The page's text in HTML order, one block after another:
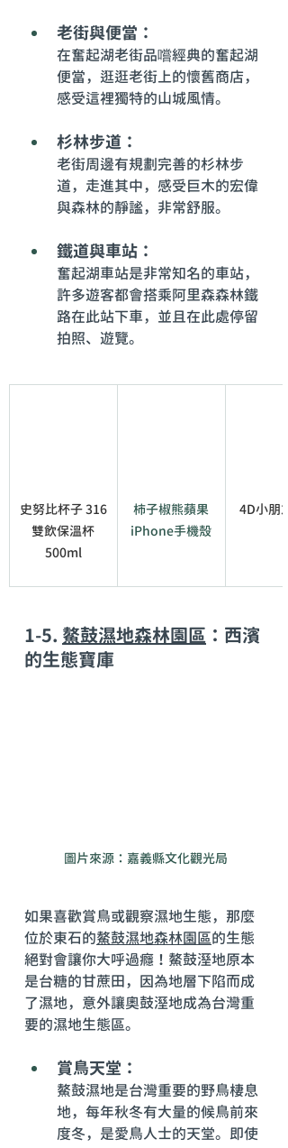
老街與便當：
在奮起湖老街品嚐經典的奮起湖
便當，逛逛老街上的懷舊商店，
感受這裡獨特的山城風情。
杉林步道：
老街周邊有規劃完善的杉林步
道，走進其中，感受巨木的宏偉
與森林的靜謐，非常舒服。
鐵道與車站：
奮起湖車站是非常知名的車站，
許多遊客都會搭乘阿里森森林鐵
路在此站下車，並且在此處停留
拍照、遊覽。
史努比杯子 316
雙飲保溫杯
500ml
柿子椒熊蘋果
iPhone手機殼
4D小朋
1-5. 鰲鼓濕地森林園區 ：西濱
的生態寶庫
圖片來源：嘉義縣文化觀光局
如果喜歡賞鳥或觀察濕地生態，那麼
位於東石的鰲鼓濕地森林園區的生態
絕對會讓你大呼過癮！鰲鼓溼地原本
是台糖的甘蔗田，因為地層下陷而成
了濕地，意外讓奧鼓溼地成為台灣重
要的濕地生態區。
賞鳥天堂：
鰲鼓濕地是台灣重要的野鳥棲息
地，每年秋冬有大量的候鳥前來
度冬，是愛鳥人士的天堂。即使